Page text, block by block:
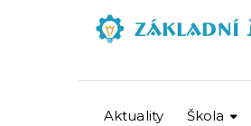
Aktuality Škola